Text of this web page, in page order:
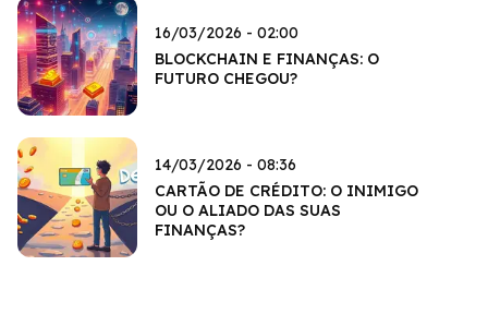
16/03/2026 - 02:00
BLOCKCHAIN E FINANÇAS: O
FUTURO CHEGOU?
14/03/2026 - 08:36
CARTÃO DE CRÉDITO: O INIMIGO
OU O ALIADO DAS SUAS
FINANÇAS?